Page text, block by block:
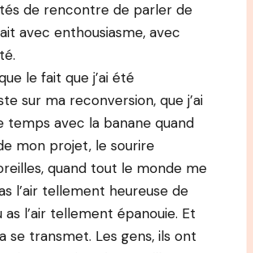
de rencontre de parler de
avec enthousiasme, avec
le fait que j’ai été
sur ma reconversion, que j’ai
temps avec la banane quand
mon projet, le sourire
quand tout le monde me
l’air tellement heureuse de
as l’air tellement épanouie. Et
se transmet. Les gens, ils ont